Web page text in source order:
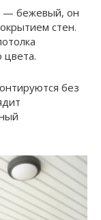
— бежевый, он
стен.
цвета.
без